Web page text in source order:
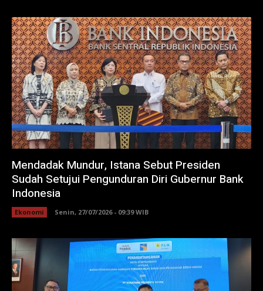
Mendadak Mundur, Istana Sebut Presiden
Sudah Setujui Pengunduran Diri Gubernur Bank
Indonesia
Ekonomi Senin, 27/07/2026 - 09:39 WIB